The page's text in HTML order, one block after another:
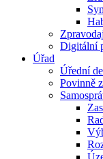
Zpravodaj
Digitální
Úřad
Úřední
Povinně